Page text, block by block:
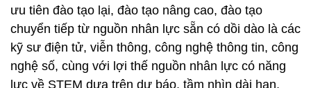
ưu tiên đào tạo lại, đào tạo nâng cao, đào tạo
chuyển tiếp từ nguồn nhân lực sẵn có dồi dào là các
kỹ sư điện tử, viễn thông, công nghệ thông tin, công
nghệ số, cùng với lợi thế nguồn nhân lực có năng
lực về STEM dựa trên dự báo, tầm nhìn dài hạn,